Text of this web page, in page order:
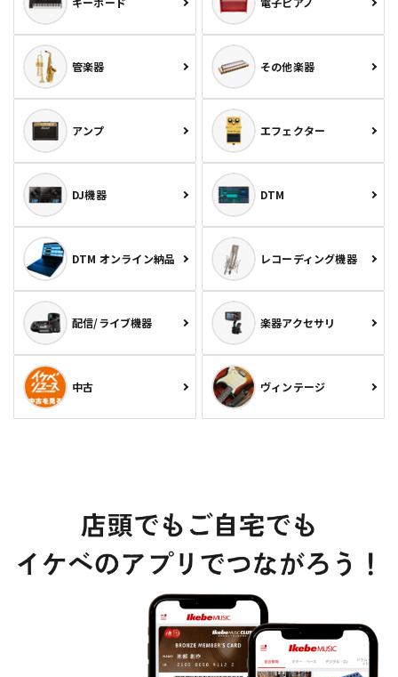
管楽器 その他楽器
アンプ エフェクター
DJ機器 DTM
DTM オンライン納品 レコーディング機器
配信/ライブ機器 楽器アクセサリ
中古 ヴィンテージ